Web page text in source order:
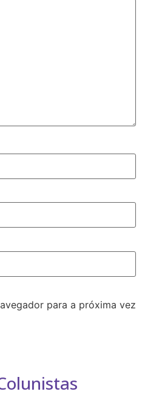
para a próxima vez